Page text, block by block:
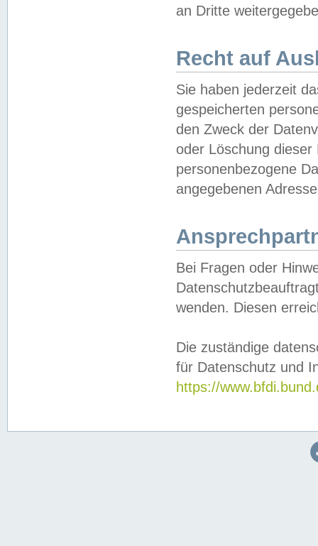
an Dritte
Recht auf
Sie haben jederzeit
gespeicherten
den Zweck der
oder Löschung
personenbezogene
angegebenen
Bei Fragen oder
wenden. Diesen
Die zuständige
für Datenschutz und
https://